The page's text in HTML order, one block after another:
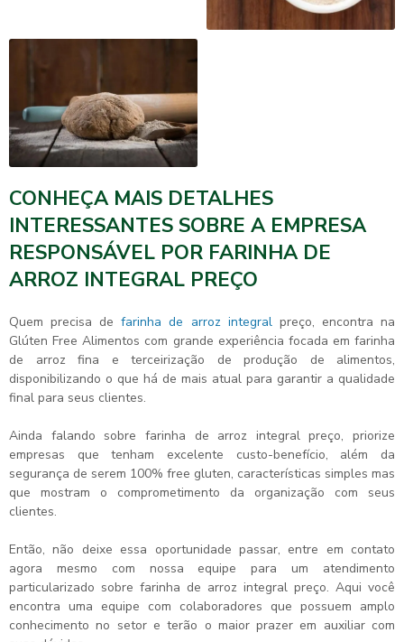
CONHEÇA MAIS DETALHES
INTERESSANTES SOBRE A EMPRESA
RESPONSÁVEL POR FARINHA DE
ARROZ INTEGRAL PREÇO
Quem precisa defarinha de arroz integralpreço, encontra na
Glúten Free Alimentos com grande experiência focada em farinha
de arroz fina e terceirização de produção de alimentos,
disponibilizando o que há de mais atual para garantir a qualidade
final para seus clientes.
Ainda falando sobre farinha de arroz integral preço, priorize
empresas que tenham excelente custo-benefício, além da
segurança de serem 100% free gluten, características simples mas
que mostram o comprometimento da organização com seus
clientes.
Então, não deixe essa oportunidade passar, entre em contato
agora mesmo com nossa equipe para um atendimento
particularizado sobre farinha de arroz integral preço. Aqui você
encontra uma equipe com colaboradores que possuem amplo
conhecimento no setor e terão o maior prazer em auxiliar com